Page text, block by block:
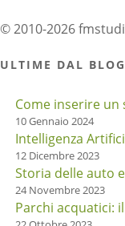
© 2010-2026
ULTIME DAL BLOG
Come inserire un
10 Gennaio 2024
Intelligenza
12 Dicembre 2023
Storia delle auto
24 Novembre 2023
Parchi acquatici: